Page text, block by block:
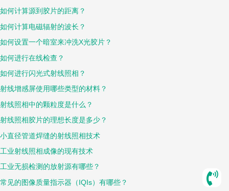
如何计算源到胶片的距离？
如何计算电磁辐射的波长？
如何设置一个暗室来冲洗X光胶片？
如何进行在线检查？
如何进行闪光式射线照相？
射线增感屏使用哪些类型的材料？
射线照相中的颗粒度是什么？
射线照相胶片的理想长度是多少？
小直径管道焊缝的射线照相技术
工业射线照相成像的现有技术
工业无损检测的放射源有哪些？
常见的图像质量指示器（IQIs）有哪些？